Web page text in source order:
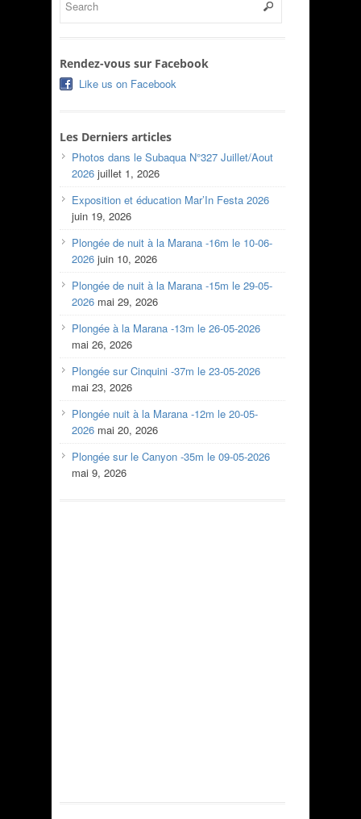
Rendez-vous sur Facebook
Like us on Facebook
Les Derniers articles
Photos dans le Subaqua N°327 Juillet/Aout
2026 juillet 1, 2026
Exposition et éducation Mar’In Festa 2026
juin 19, 2026
Plongée de nuit à la Marana -16m le 10-06-
2026 juin 10, 2026
Plongée de nuit à la Marana -15m le 29-05-
2026 mai 29, 2026
Plongée à la Marana -13m le 26-05-2026
mai 26, 2026
Plongée sur Cinquini -37m le 23-05-2026
mai 23, 2026
Plongée nuit à la Marana -12m le 20-05-
2026 mai 20, 2026
Plongée sur le Canyon -35m le 09-05-2026
mai 9, 2026